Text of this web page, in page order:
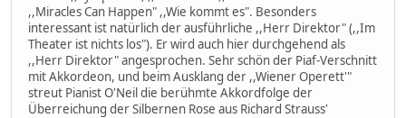
,,Miracles Can Happen" ,,Wie kommt es". Besonders
interessant ist natürlich der ausführliche ,,Herr Direktor" (,,Im
Theater ist nichts los"). Er wird auch hier durchgehend als
,,Herr Direktor" angesprochen. Sehr schön der Piaf-Verschnitt
mit Akkordeon, und beim Ausklang der ,,Wiener Operett'"
streut Pianist O'Neil die berühmte Akkordfolge der
Überreichung der Silbernen Rose aus Richard Strauss'